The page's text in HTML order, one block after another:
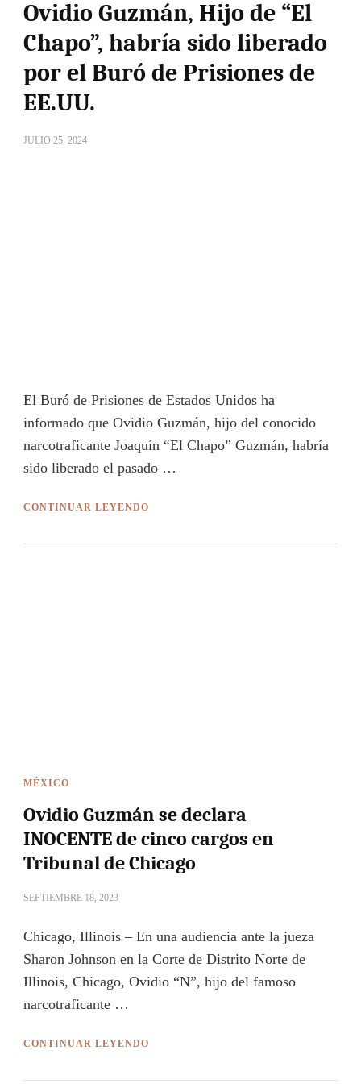
Ovidio Guzmán, Hijo de “El
Chapo”, habría sido liberado
por el Buró de Prisiones de
EE.UU.
JULIO 25, 2024
El Buró de Prisiones de Estados Unidos ha
informado que Ovidio Guzmán, hijo del conocido
narcotraficante Joaquín “El Chapo” Guzmán, habría
sido liberado el pasado …
CONTINUAR LEYENDO
MÉXICO
Ovidio Guzmán se declara
INOCENTE de cinco cargos en
Tribunal de Chicago
SEPTIEMBRE 18, 2023
Chicago, Illinois – En una audiencia ante la jueza
Sharon Johnson en la Corte de Distrito Norte de
Illinois, Chicago, Ovidio “N”, hijo del famoso
narcotraficante …
CONTINUAR LEYENDO